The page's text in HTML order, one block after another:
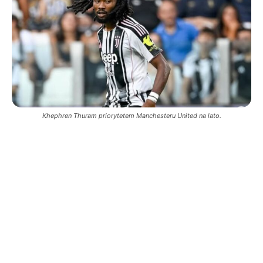
Khephren Thuram priorytetem Manchesteru United na lato.